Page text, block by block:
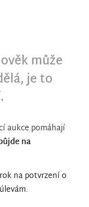
může
je to
aukce pomáhají
na
na potvrzení o